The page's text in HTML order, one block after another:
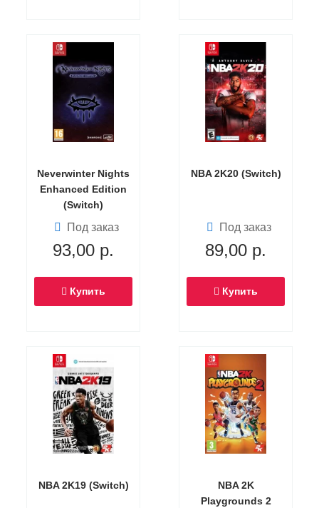
Neverwinter Nights
Enhanced Edition
(Switch)
Под заказ
93,00 р.
Купить
NBA 2K20 (Switch)
Под заказ
89,00 р.
Купить
NBA 2K19 (Switch)
NBA 2K
Playgrounds 2